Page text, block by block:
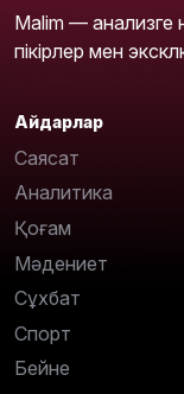
Malim — анализге
пікірлер мен
Айдарлар
Саясат
Аналитика
Қоғам
Мәдениет
Сұхбат
Спорт
Бейне